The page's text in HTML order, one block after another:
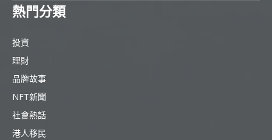
熱門分類
投資
理財
品牌故事
NFT新聞
社會熱話
港人移民